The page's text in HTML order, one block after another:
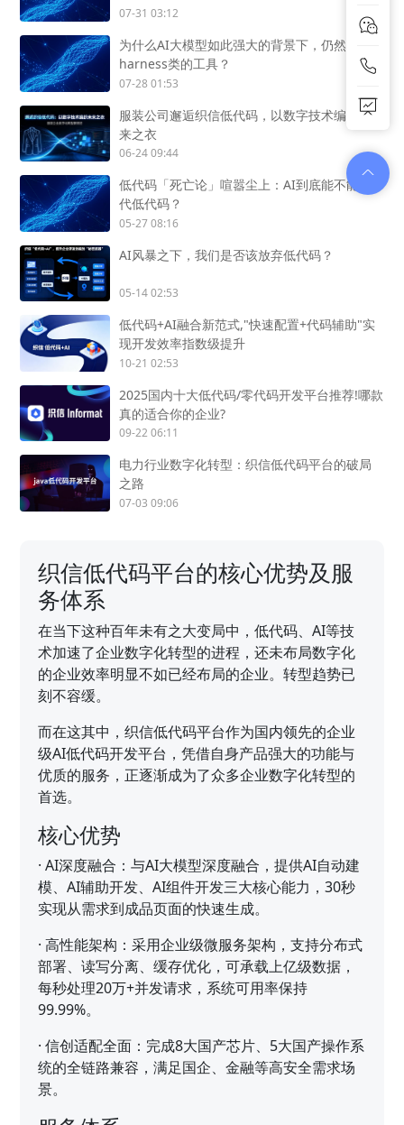
07-31 03:12
为什么AI大模型如此强大的背景下，仍然需要
harness类的工具？
07-28 01:53
服装公司邂逅织信低代码，以数字技术编织未
来之衣
06-24 09:44
低代码「死亡论」喧嚣尘上：AI到底能不能替
代低代码？
05-27 08:16
AI风暴之下，我们是否该放弃低代码？
05-14 02:53
低代码+AI融合新范式,"快速配置+代码辅助"实
现开发效率指数级提升
10-21 02:53
2025国内十大低代码/零代码开发平台推荐!哪款
真的适合你的企业?
09-22 06:11
电力行业数字化转型：织信低代码平台的破局
之路
07-03 09:06
织信低代码平台的核心优势及服
务体系
在当下这种百年未有之大变局中，低代码、AI等技
术加速了企业数字化转型的进程，还未布局数字化
的企业效率明显不如已经布局的企业。转型趋势已
刻不容缓。
而在这其中，织信低代码平台作为国内领先的企业
级AI低代码开发平台，凭借自身产品强大的功能与
优质的服务，正逐渐成为了众多企业数字化转型的
首选。
核心优势
·AI深度融合：与AI大模型深度融合，提供AI自动建
模、AI辅助开发、AI组件开发三大核心能力，30秒
实现从需求到成品页面的快速生成。
·高性能架构：采用企业级微服务架构，支持分布式
部署、读写分离、缓存优化，可承载上亿级数据，
每秒处理20万+并发请求，系统可用率保持
99.99%。
·信创适配全面：完成8大国产芯片、5大国产操作系
统的全链路兼容，满足国企、金融等高安全需求场
景。